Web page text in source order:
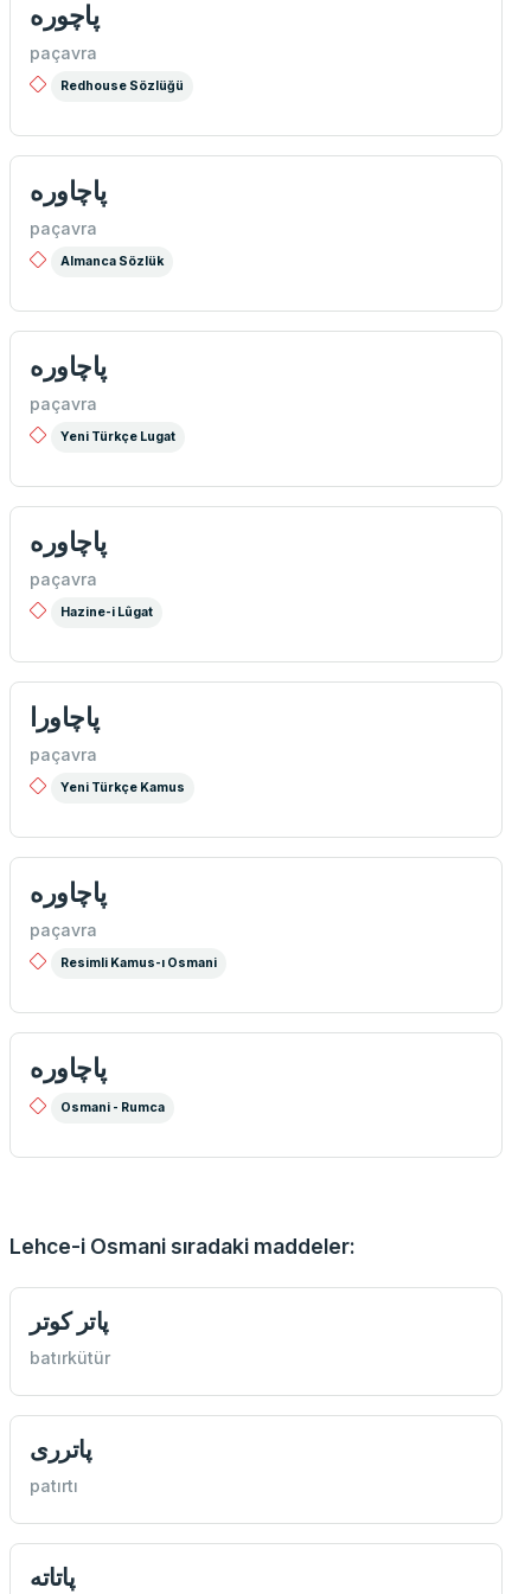
پاچوره
paçavra
Redhouse Sözlüğü
پاچاوره
paçavra
Almanca Sözlük
پاچاوره
paçavra
Yeni Türkçe Lugat
پاچاوره
paçavra
Hazine-i Lûgat
پاچاورا
paçavra
Yeni Türkçe Kamus
پاچاوره
paçavra
Resimli Kamus-ı Osmani
پاچاوره
Osmani - Rumca
Lehce-i Osmani sıradaki maddeler:
پاتر كوتر
batırkütür
پاترری
patırtı
پاتاته